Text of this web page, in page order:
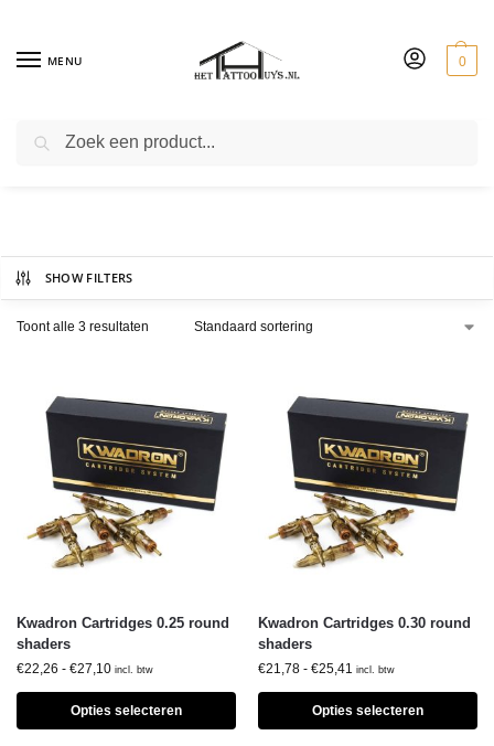
MENU 0
SHOW FILTERS
Toont alle 3 resultaten
Kwadron Cartridges 0.25 round
shaders
€22,26 - €27,10 incl. btw
Opties selecteren
Kwadron Cartridges 0.30 round
shaders
€21,78 - €25,41 incl. btw
Opties selecteren